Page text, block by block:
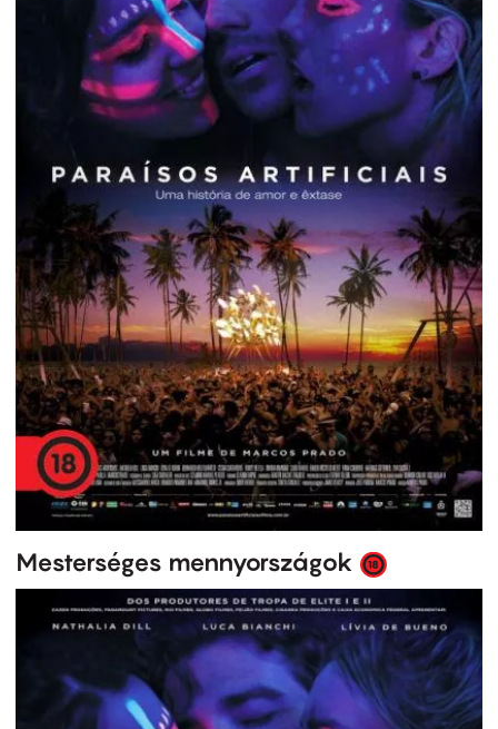
Mesterséges mennyországok